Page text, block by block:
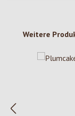
Produktgalerie
Weitere